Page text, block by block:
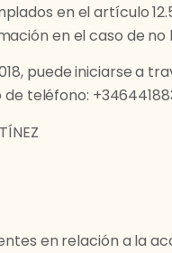
en el artículo
en el caso de
puede iniciarse a
teléfono:
en relación a la